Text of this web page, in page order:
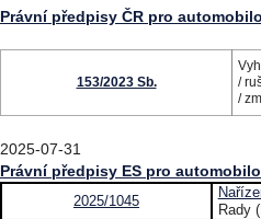
Právní předpisy ČR pro
153/2023 Sb.
/
/
2025-07-31
Právní předpisy ES pro
2025/1045
Rady